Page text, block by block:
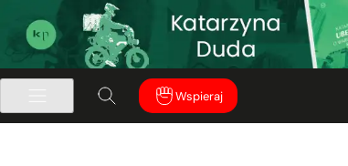
Wspieraj